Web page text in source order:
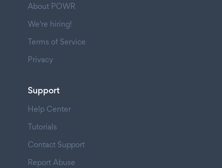
About POWR
We're hiring!
Terms of Service
Privacy
Support
Help Center
Tutorials
Contact Support
Report Abuse